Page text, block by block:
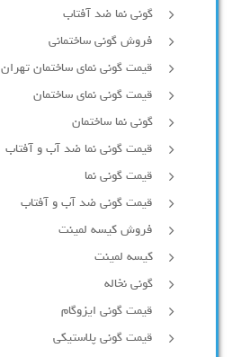
گونی نما ضد آفتاب
فروش گونی ساختمانی
قیمت گونی نمای ساختمان تهران
قیمت گونی نمای ساختمان
گونی نما ساختمان
قیمت گونی نما ضد آب و آفتاب
قیمت گونی نما
قیمت گونی ضد آب و آفتاب
فروش کیسه لمینت
کیسه لمینت
گونی نخاله
قیمت گونی ایزوگام
قیمت گونی پلاستیکی